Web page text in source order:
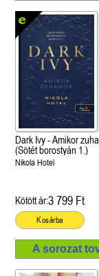
Dark Ivy - Amikor
(Sötét borostyán 1.)
Nikola Hotel
Kötött ár:3 799 Ft
Kosárba
A sorozat